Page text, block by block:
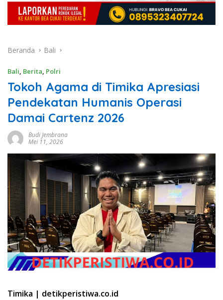
Beranda Bali
Bali, Berita, Polri
Tokoh Agama di Timika Apresiasi
Pendekatan Humanis Operasi
Damai Cartenz 2026
Budi Jembrana
Mei 11, 2026
Timika | detikperistiwa.co.id